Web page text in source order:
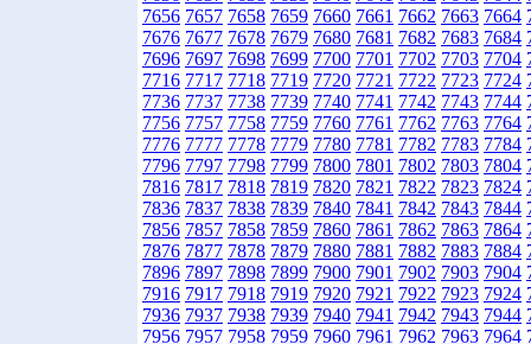
7656 7657 7658 7659 7660 7661 7662 7663 7664
7676 7677 7678 7679 7680 7681 7682 7683 7684
7696 7697 7698 7699 7700 7701 7702 7703 7704
7716 7717 7718 7719 7720 7721 7722 7723 7724
7736 7737 7738 7739 7740 7741 7742 7743 7744
7756 7757 7758 7759 7760 7761 7762 7763 7764
7776 7777 7778 7779 7780 7781 7782 7783 7784
7796 7797 7798 7799 7800 7801 7802 7803 7804
7816 7817 7818 7819 7820 7821 7822 7823 7824
7836 7837 7838 7839 7840 7841 7842 7843 7844
7856 7857 7858 7859 7860 7861 7862 7863 7864
7876 7877 7878 7879 7880 7881 7882 7883 7884
7896 7897 7898 7899 7900 7901 7902 7903 7904
7916 7917 7918 7919 7920 7921 7922 7923 7924
7936 7937 7938 7939 7940 7941 7942 7943 7944
7956 7957 7958 7959 7960 7961 7962 7963 7964